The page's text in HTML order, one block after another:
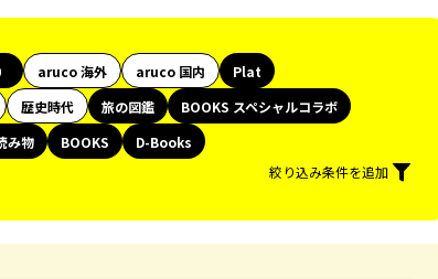
aruco 海外 aruco 国内
Plat
歴史時代 旅の図鑑
BOOKS スペシャルコラボ
み物 BOOKS
D-Books
絞り込み条件を追加